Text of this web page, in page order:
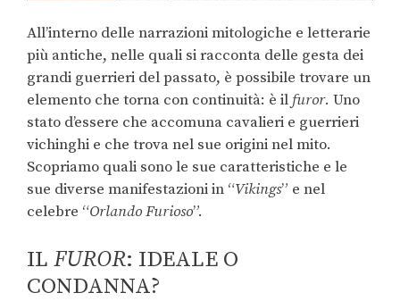
All’interno delle narrazioni mitologiche e letterarie
più antiche, nelle quali si racconta delle gesta dei
grandi guerrieri del passato, è possibile trovare un
elemento che torna con continuità: è il furor. Uno
stato d’essere che accomuna cavalieri e guerrieri
vichinghi e che trova nel sue origini nel mito.
Scopriamo quali sono le sue caratteristiche e le
sue diverse manifestazioni in “Vikings” e nel
celebre “Orlando Furioso”.
IL FUROR: IDEALE O
CONDANNA?